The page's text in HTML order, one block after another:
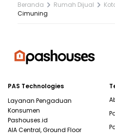
Beranda Rumah Dijual
Cimuning
PAS Technologies
Layanan Pengaduan
Konsumen
Pashouses.id
AIA Central, Ground Floor